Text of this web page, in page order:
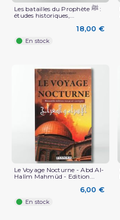
Les batailles du Prophète ﷺ :
études historiques,...
18,00 €
En stock
Le Voyage Nocturne - Abd Al-
Halîm Mahmûd - Edition...
6,00 €
En stock